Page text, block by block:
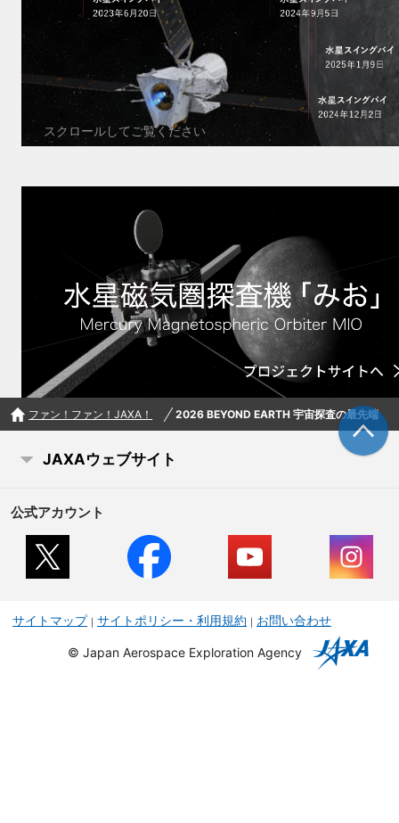
ファン！ファン！JAXA！ 2026 BEYOND EARTH 宇宙探査の最先端
JAXAウェブサイト
公式アカウント
サイトマップ サイトポリシー・利用規約 お問い合わせ
© Japan Aerospace Exploration Agency